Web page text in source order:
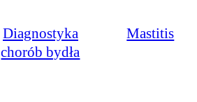
Diagnostyka
chorób bydła
Mastitis